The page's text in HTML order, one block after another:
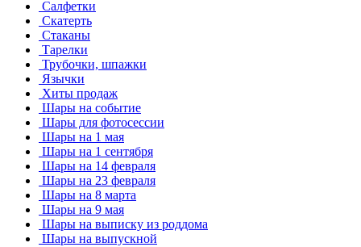
Салфетки
Скатерть
Стаканы
Тарелки
Трубочки, шпажки
Язычки
Хиты продаж
Шары на событие
Шары для фотосессии
Шары на 1 мая
Шары на 1 сентября
Шары на 14 февраля
Шары на 23 февраля
Шары на 8 марта
Шары на 9 мая
Шары на выписку из роддома
Шары на выпускной